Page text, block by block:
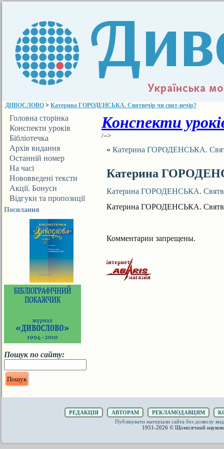
ДИВОСЛОВО > Катерина ГОРОДЕНСЬКА. Святвечір чи свят-вечір?
Головна сторінка
Конспекти уроків
Бібліотечка
ДИВОСЛОВА
Архів видання
Останній номер
На часі
Нововведені тексти
Акції. Бонуси
Відгуки та пропозиції
Посилання
Пошук по сайту:
Конспекти
/-->
« Катерина ГОРОДЕНСЬКА.
Катерина
Катерина ГОРОДЕНСЬКА.
Катерина ГОРОДЕНСЬКА.
Комментарии запрещены.
РЕДАКЦІЯ АВТОРАМ РЕКЛАМОДАВЦЯМ
Публікувати матеріали сайта без дозволу
1951-2026 © Щомісячний